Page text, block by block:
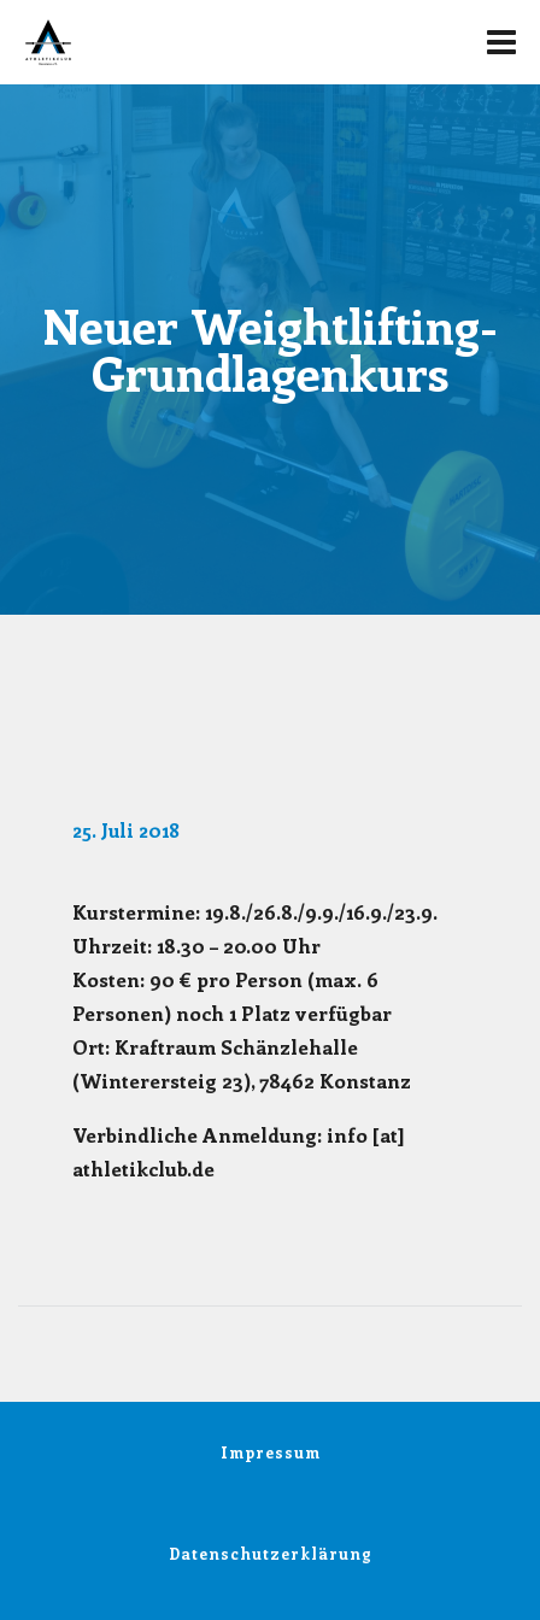
Neuer Weightlifting-
Grundlagenkurs
25. Juli 2018
Kurstermine: 19.8./26.8./9.9./16.9./23.9.
Uhrzeit: 18.30 – 20.00 Uhr
Kosten: 90 € pro Person (max. 6
Personen) noch 1 Platz verfügbar
Ort: Kraftraum Schänzlehalle
(Winterersteig 23), 78462 Konstanz
Verbindliche Anmeldung: info [at]
athletikclub.de
Impressum
Datenschutzerklärung